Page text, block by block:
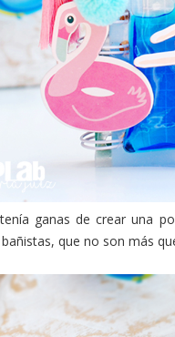
ganas de crear una
que no son más